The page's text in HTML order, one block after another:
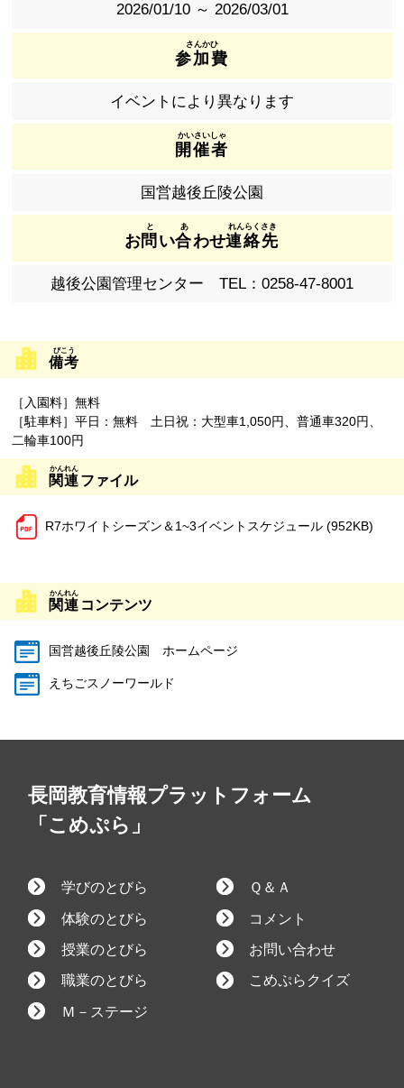
2026/01/10 ～ 2026/03/01
参加費
イベントにより異なります
開催者
国営越後丘陵公園
お問 い合わせ連絡先
越後公園管理センター TEL：0258-47-8001
備考
［入園料］無料
［駐車料］平日：無料 土日祝：大型車1,050円、普通車320円、
二輪車100円
関連ファイル
R7ホワイトシーズン＆1~3イベントスケジュール (952KB)
関連 コンテンツ
国営越後丘陵公園 ホームページ
えちごスノーワールド
長岡教育情報プラットフォーム
「こめぷら」
学びのとびら
体験のとびら
授業のとびら
職業のとびら
Ｍ－ステージ
Ｑ＆Ａ
コメント
お問い合わせ
こめぷらクイズ